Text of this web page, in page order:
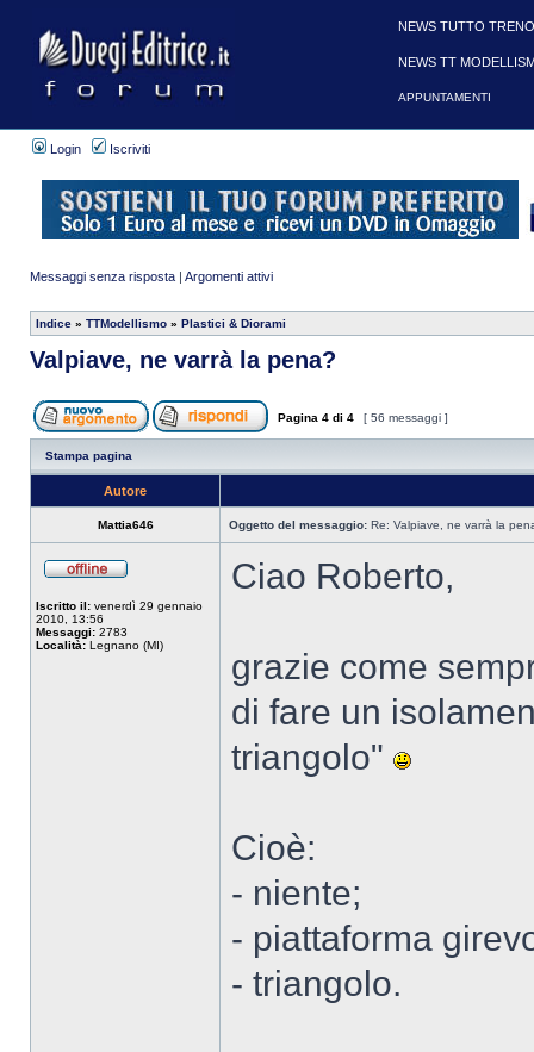
Login Iscriviti
Messaggi senza risposta | Argomenti attivi
Indice » TTModellismo » Plastici & Diorami
Valpiave, ne varrà la pena?
Pagina 4 di 4 [ 56 messaggi ]
Stampa pagina
Autore
Mattia646 Oggetto del messaggio: Re: Valpiave, ne varrà la
Iscritto il: venerdì 29 gennaio
2010, 13:56
Messaggi: 2783
Località: Legnano (MI)
Ciao Roberto,
grazie come
di fare un
triangolo"
Cioè:
- niente;
- piattaforma
- triangolo.
NEWS TUTTO
NEWS TT
APPUNTAMENTI